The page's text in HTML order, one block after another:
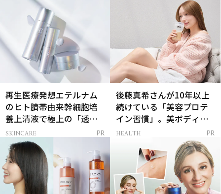
再生医療発想エテルナム
のヒト臍帯由来幹細胞培
養上清液で極上の「透明
感ハリ肌」へ
SKINCARE PR
後藤真希さんが10年以上
続けている「美容プロテ
イン習慣」。美ボディを
支える朝ルーティンと
HEALTH PR